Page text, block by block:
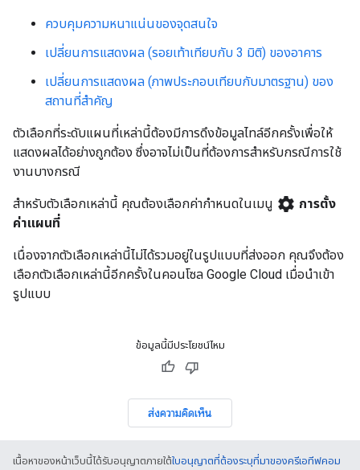
ควบคุมความหนาแน่นของจุดสนใจ
เปลี่ยนการแสดงผล (รอยเท้าเทียบกับ 3 มิติ) ของอาคาร
เปลี่ยนการแสดงผล (ภาพประกอบเทียบกับมาตรฐาน) ของ
สถานที่สำคัญ
ตัวเลือกที่ระดับแผนที่เหล่านี้ต้องมีการดึงข้อมูลไทล์อีกครั้งเพื่อให้
แสดงผลได้อย่างถูกต้อง ซึ่งอาจไม่เป็นที่ต้องการสำหรับกรณีการใช้
งานบางกรณี
สำหรับตัวเลือกเหล่านี้ คุณต้องเลือกค่ากำหนดในเมนู settings การตั้ง
ค่าแผนที่
เนื่องจากตัวเลือกเหล่านี้ไม่ได้รวมอยู่ในรูปแบบที่ส่งออก คุณจึงต้อง
เลือกตัวเลือกเหล่านี้อีกครั้งในคอนโซล Google Cloud เมื่อนำเข้า
รูปแบบ
ข้อมูลนี้มีประโยชน์ไหม
ส่งความคิดเห็น
เนื้อหาของหน้าเว็บนี้ได้รับอนุญาตภายใต้ใบอนุญาตที่ต้องระบุที่มาของครีเอทีฟคอม